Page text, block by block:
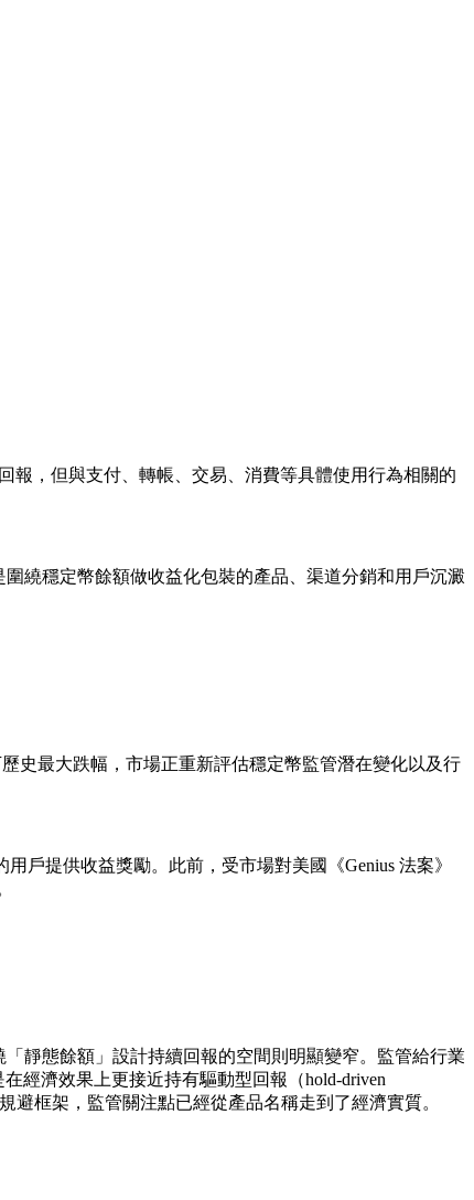
報，但與支付、轉帳、交易、消費等具體使用行為相關的
繞穩定幣餘額做收益化包裝的產品、渠道分銷和用戶沉澱
史最大跌幅，市場正重新評估穩定幣監管潛在變化以及行
戶提供收益獎勵。此前，受市場對美國《Genius 法案》
靜態餘額」設計持續回報的空間則明顯變窄。監管給行業
經濟效果上更接近持有驅動型回報（hold-driven
避框架，監管關注點已經從產品名稱走到了經濟實質。